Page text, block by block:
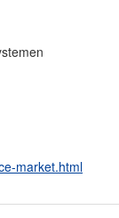
market.html